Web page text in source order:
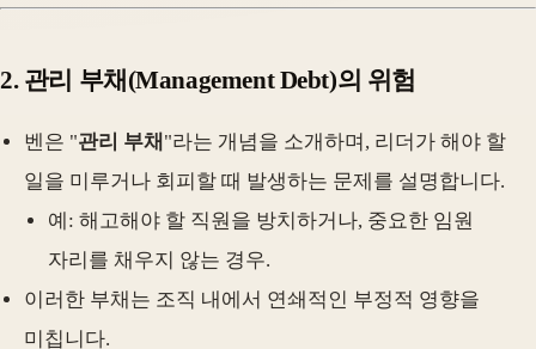
2. 관리 부채(Management Debt)의 위험
벤은 "관리 부채 "라는 개념을 소개하며, 리더가 해야 할
일을 미루거나 회피할 때 발생하는 문제를 설명합니다.
예: 해고해야 할 직원을 방치하거나, 중요한 임원
자리를 채우지 않는 경우.
이러한 부채는 조직 내에서 연쇄적인 부정적 영향을
미칩니다.